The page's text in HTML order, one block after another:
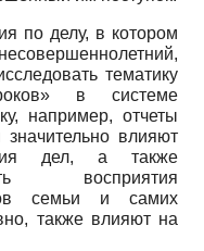
по делу, в котором
тематику
в системе
например, отчеты
влияют
дел, а также
восприятия
семьи и самих
также влияют на